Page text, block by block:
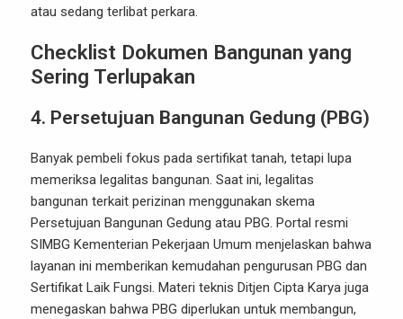
atau sedang terlibat perkara.
Checklist Dokumen Bangunan yang
Sering Terlupakan
4. Persetujuan Bangunan Gedung (PBG)
Banyak pembeli fokus pada sertifikat tanah, tetapi lupa
memeriksa legalitas bangunan. Saat ini, legalitas
bangunan terkait perizinan menggunakan skema
Persetujuan Bangunan Gedung atau PBG. Portal resmi
SIMBG Kementerian Pekerjaan Umum menjelaskan bahwa
layanan ini memberikan kemudahan pengurusan PBG dan
Sertifikat Laik Fungsi. Materi teknis Ditjen Cipta Karya juga
menegaskan bahwa PBG diperlukan untuk membangun,